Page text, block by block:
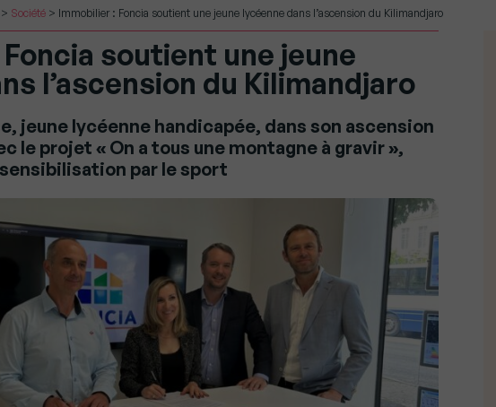
> Société > Immobilier : Foncia soutient une jeune lycéenne dans l’ascension du Kilimandjaro
soutient une jeune
l’ascension du Kilimandjaro
jeune lycéenne handicapée, dans son ascension
le projet « On a tous une montagne à gravir »,
par le sport